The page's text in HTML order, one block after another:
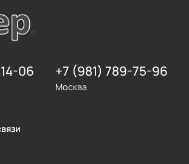
06 +7 (981) 789-75-96
Москва